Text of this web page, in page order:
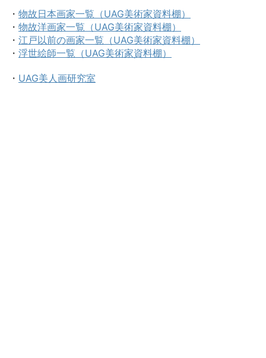
・ 物故日本画家一覧（UAG美術家資料棚）
・ 物故洋画家一覧（UAG美術家資料棚）
・ 江戸以前の画家一覧（UAG美術家資料棚）
・ 浮世絵師一覧（UAG美術家資料棚）
・ UAG美人画研究室